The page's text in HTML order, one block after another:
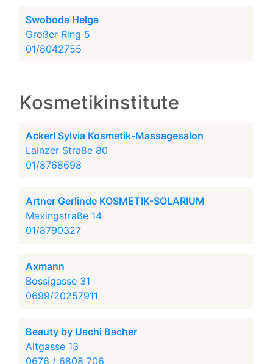
Swoboda Helga
Großer Ring 5
01/8042755
Kosmetikinstitute
Ackerl Sylvia Kosmetik-Massagesalon
Lainzer Straße 80
01/8768698
Artner Gerlinde KOSMETIK-SOLARIUM
Maxingstraße 14
01/8790327
Axmann
Bossigasse 31
0699/20257911
Beauty by Uschi Bacher
Altgasse 13
0676 / 6808 706